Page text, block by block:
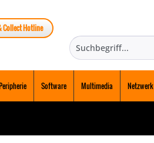
Collect Hotline
Software Multimedia Netzwerk